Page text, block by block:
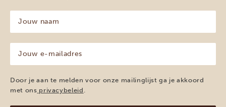
naam
(Vereist)
mailadres
(Vereist)
Door je aan te melden voor onze mailinglijst ga je akkoord
met ons privacybeleid